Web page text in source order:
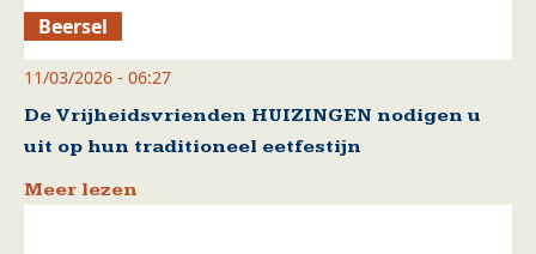
Beersel
11/03/2026 - 06:27
De Vrijheidsvrienden HUIZINGEN nodigen u
uit op hun traditioneel eetfestijn
Meer lezen